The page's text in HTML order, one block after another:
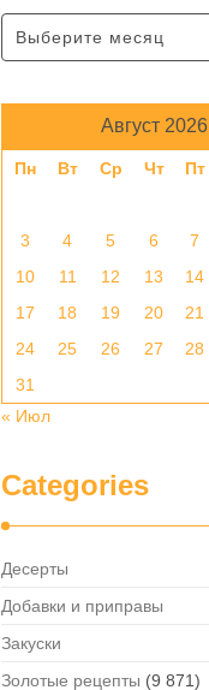
Август 2026
Пн Вт Ср Чт Пт
3
4 5 6 7
10
11 12 13 14
17
18 19 20 21
24
25 26 27 28
31
« Июл
Categories
Десерты
Добавки и приправы
Закуски
Золотые рецепты (9 871)